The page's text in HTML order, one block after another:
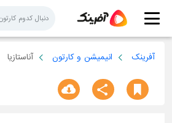
آفرینک انیمیشن و کارتون آناستازیا